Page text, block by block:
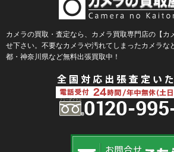
BLACKRAPID （ブラックラピッド）
BLaKPIXEL（ブラックピクセル）
Bokkeh（ボケ）
Bolsey（ボルシー）
BRAUN（ブラウン）
BUFFALO（バッファロー）
カメラの買取・査定なら、カメラ買取専門店の【カ
せ下さい。不要なカメラや汚れてしまったカメラな
都・神奈川県など無料出張買取中！